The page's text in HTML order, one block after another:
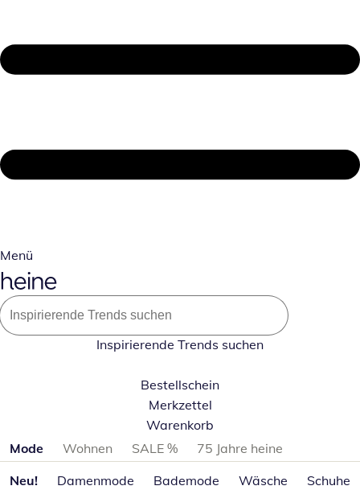
Menü
Inspirierende Trends suchen
Bestellschein
Merkzettel
Warenkorb
Produktkategorien überspringen
Mode Wohnen SALE %
75 Jahre heine
Neu!
Damenmode Bademode Wäsche Schuhe